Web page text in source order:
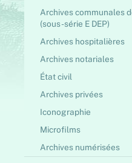
Archives communales
(sous-série E DEP)
Archives hospitalières
Archives notariales
État civil
Archives privées
Iconographie
Microfilms
Archives numérisées